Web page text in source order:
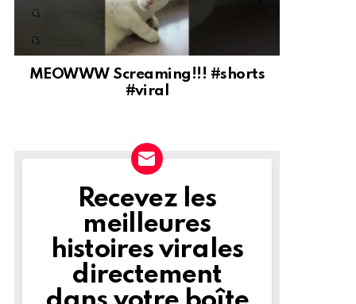
MEOWWW Screaming!!! #shorts
#viral
NEWSLETTER
Recevez les
meilleures
histoires virales
directement